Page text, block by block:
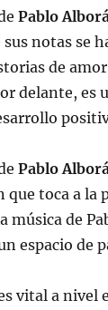
Pablo
sus notas se
de
delante, es
Pablo
que toca a la
música de
espacio de
vital a nivel